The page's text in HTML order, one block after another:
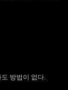
방법이 없다.